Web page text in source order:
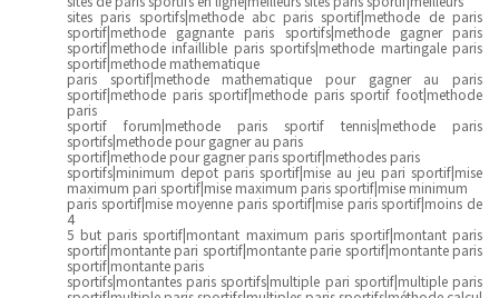
sites paris sportifs|methode abc paris sportif|methode de paris
sportif|methode gagnante paris sportifs|methode gagner paris
sportif|methode infaillible paris sportifs|methode martingale paris
sportif|methode mathematique
paris sportif|methode mathematique pour gagner au paris
sportif|methode paris sportif|methode paris sportif foot|methode
paris
sportif forum|methode paris sportif tennis|methode paris
sportifs|methode pour gagner au paris
sportif|methode pour gagner paris sportif|methodes paris
sportifs|minimum depot paris sportif|mise au jeu pari sportif|mise
maximum pari sportif|mise maximum paris sportif|mise minimum
paris sportif|mise moyenne paris sportif|mise paris sportif|moins de
4
5 but paris sportif|montant maximum paris sportif|montant paris
sportif|montante pari sportif|montante parie sportif|montante paris
sportif|montante paris
sportifs|montantes paris sportifs|multiple pari sportif|multiple paris